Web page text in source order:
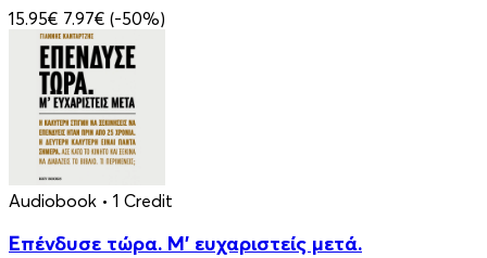
15.95€ 7.97€ (-50%)
Audiobook • 1 Credit
Επένδυσε τώρα. Μ’ ευχαριστείς μετά.